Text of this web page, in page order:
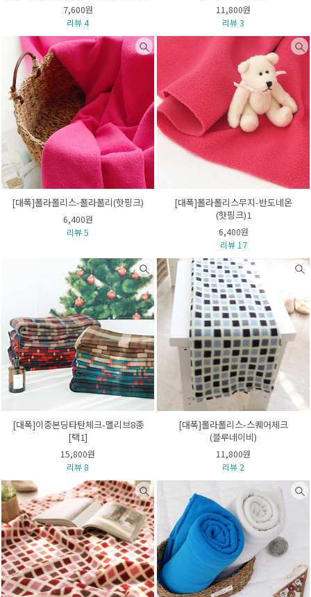
7,600원
리뷰 4
11,800원
리뷰 3
[대폭]폴라폴리스-폴라폴리(핫핑크)
6,400원
리뷰 5
[대폭]폴라폴리스무지-반도네온
(핫핑크)1
6,400원
리뷰 17
[대폭]이중본딩타탄체크-멜리브8종
[택1]
15,800원
리뷰 8
[대폭]폴라폴리스-스퀘어체크
(블루네이비)
11,800원
리뷰 2